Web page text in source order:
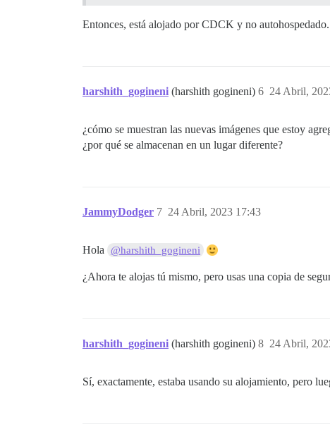
Entonces, está alojado por CDCK y no
harshith_gogineni (harshith gogineni) 24 Abril,
6
¿cómo se muestran las nuevas imágenes que estoy
¿por qué se almacenan en un lugar diferente?
JammyDodger 24 Abril, 2023 17:43
7
Hola @harshith_gogineni
¿Ahora te alojas tú mismo, pero usas una copia de
harshith_gogineni (harshith gogineni) 24 Abril,
8
Sí, exactamente, estaba usando su alojamiento, pero